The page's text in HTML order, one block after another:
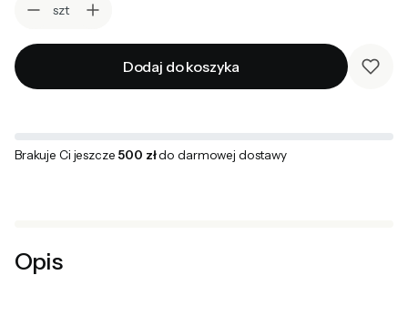
szt
Dodaj do koszyka
Brakuje Ci jeszcze 500 złdo darmowej dostawy
Opis